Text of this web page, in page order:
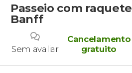
Passeio com
Banff
Sem avaliar
Cancelamento
gratuito